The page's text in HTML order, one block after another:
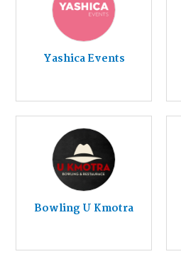
Yashica Events
Bowling U Kmotra